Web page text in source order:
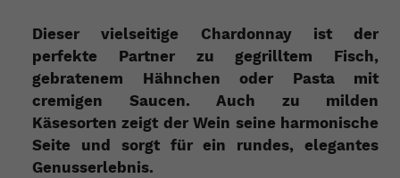
Dieser vielseitige Chardonnay ist der
perfekte Partner zu gegrilltem Fisch,
gebratenem Hähnchen oder Pasta mit
cremigen Saucen. Auch zu milden
Käsesorten zeigt der Wein seine harmonische
Seite und sorgt für ein rundes, elegantes
Genusserlebnis.